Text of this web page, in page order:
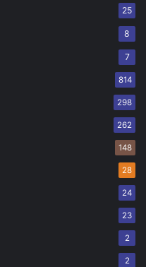
25
8
7
814
298
262
148
28
24
23
2
2